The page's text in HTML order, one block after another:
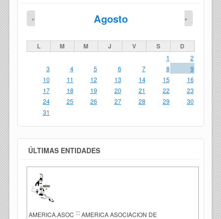
Agosto
« »
L M M J V S D
1
2
3
4 5 6 7 8
9
10
11 12 13 14 15
16
17
18 19 20 21 22
23
24
25 26 27 28 29
30
31
ÚLTIMAS ENTIDADES
AMERICA.ASOC ::: AMERICA ASOCIACION DE